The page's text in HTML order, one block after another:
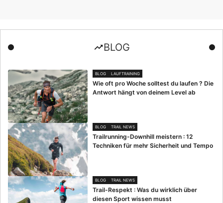
BLOG
BLOG LAUFTRAINING
Wie oft pro Woche solltest du laufen ? Die
Antwort hängt von deinem Level ab
BLOG TRAIL NEWS
Trailrunning-Downhill meistern : 12
Techniken für mehr Sicherheit und Tempo
BLOG TRAIL NEWS
Trail-Respekt : Was du wirklich über
diesen Sport wissen musst